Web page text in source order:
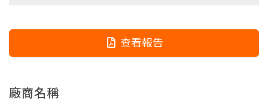
查看報告
廠商名稱